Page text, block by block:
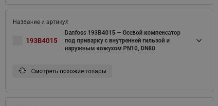
193B4015
Danfoss 193B4015 — Осевой компенсатор
под приварку с внутренней гильзой и
наружным кожухом PN10, DN80
Смотреть похожие товары